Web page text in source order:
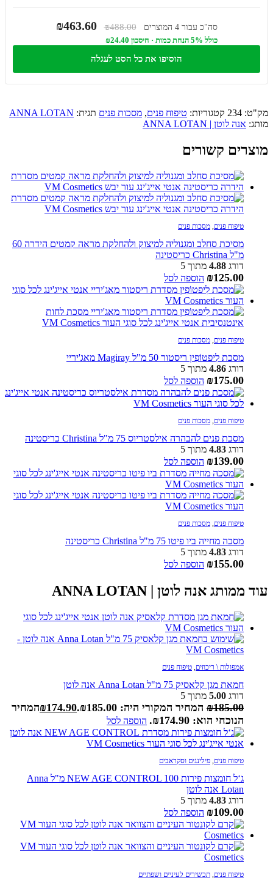
סה"כ עבור 4 המוצרים ₪488.00
₪463.60
כולל 5% הנחת כמות · חיסכון ₪24.40
הוסיפו את כל הסט לעגלה
מק"ט: 234 קטגוריות: טיפוח פנים, מסכות פנים תגית: ANNA LOTAN
מותג: אנה לוטן | ANNA LOTAN
מוצרים קשורים
טיפוח פנים, מסכות פנים
מסיכת סחלב ומגנוליה למיצוק ולהחלקת מראה קמטים הידרה 60
מ"ל Christina כריסטינה
דורג 4.88 מתוך 5
₪125.00 הוספה לסל
טיפוח פנים, מסכות פנים
מסכת לִיפטוֹפִין ריסטור 50 מ"ל Magiray מאג'יריי
דורג 4.86 מתוך 5
₪175.00 הוספה לסל
טיפוח פנים, מסכות פנים
מסכת פנים להבהרה אילסטריוס 75 מ"ל Christina כריסטינה
דורג 4.83 מתוך 5
₪139.00 הוספה לסל
טיפוח פנים, מסכות פנים
מסכה מחייה ביו פיטו 75 מ"ל Christina כריסטינה
דורג 4.83 מתוך 5
₪155.00 הוספה לסל
עוד ממותג אנה לוטן | ANNA LOTAN
אמפולות \ ריכוזים, טיפוח פנים
חמאת מגן קלאסיק 75 מ"ל Anna Lotan אנה לוטן
דורג 5.00 מתוך 5
₪185.00 המחיר המקורי היה: ₪185.00. ₪174.90
המחיר
הנוכחי הוא: ₪174.90.
הוספה לסל
טיפוח פנים, פילינגים וסקראבים
ג‘ל חומצות פירות NEW AGE CONTROL 100 מ"ל Anna
Lotan אנה לוטן
דורג 4.83 מתוך 5
₪109.00 הוספה לסל
טיפוח פנים, תכשירים לעיניים ושפתיים